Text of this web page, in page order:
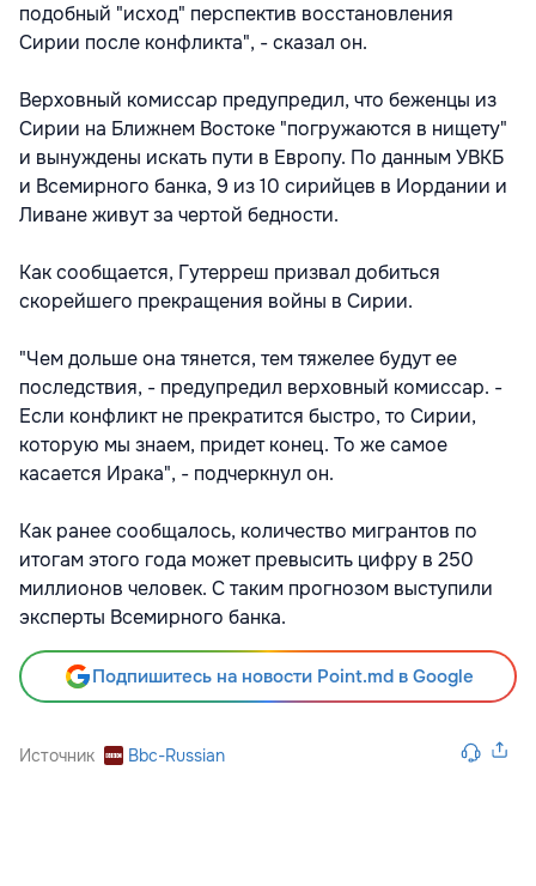
подобный "исход" перспектив восстановления
Сирии после конфликта", - сказал он.
Верховный комиссар предупредил, что беженцы из
Сирии на Ближнем Востоке "погружаются в нищету"
и вынуждены искать пути в Европу. По данным УВКБ
и Всемирного банка, 9 из 10 сирийцев в Иордании и
Ливане живут за чертой бедности.
Как сообщается, Гутерреш призвал добиться
скорейшего прекращения войны в Сирии.
"Чем дольше она тянется, тем тяжелее будут ее
последствия, - предупредил верховный комиссар. -
Если конфликт не прекратится быстро, то Сирии,
которую мы знаем, придет конец. То же самое
касается Ирака", - подчеркнул он.
Как ранее сообщалось, количество мигрантов по
итогам этого года может превысить цифру в 250
миллионов человек. С таким прогнозом выступили
эксперты Всемирного банка.
Подпишитесь на новости Point.md в Google
Источник Bbc-Russian